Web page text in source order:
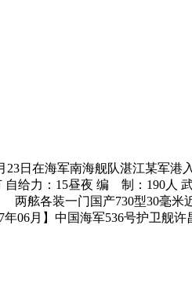
日在海军南海舰队湛江某军港
给力：15昼夜 编 制：190人
装一门国产730型30毫
中国海军536号护卫舰许昌